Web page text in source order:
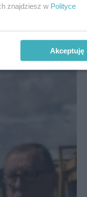
przejazdu
min. Andrzej
znajdziesz w Polityce
Akceptuję